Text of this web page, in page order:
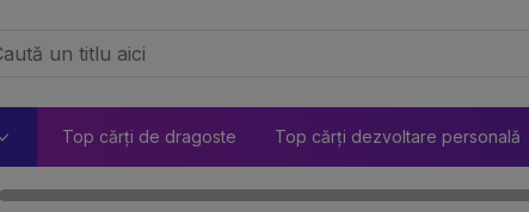
Top cărți de dragoste Top cărți dezvoltare personală